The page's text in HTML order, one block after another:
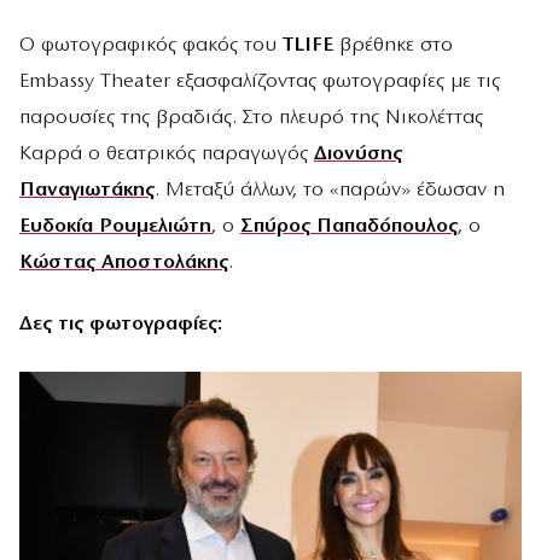
Ο φωτογραφικός φακός του TLIFE βρέθηκε στο
Embassy Theater εξασφαλίζοντας φωτογραφίες με τις
παρουσίες της βραδιάς. Στο πλευρό της Νικολέττας
Καρρά ο θεατρικός παραγωγός Διονύσης
Παναγιωτάκης. Μεταξύ άλλων, το «παρών» έδωσαν η
Ευδοκία Ρουμελιώτη, ο Σπύρος Παπαδόπουλος, ο
Κώστας Αποστολάκης.
Δες τις φωτογραφίες: